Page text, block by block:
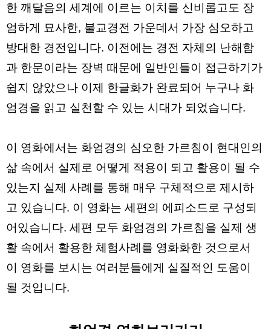
한 깨달음의 세계에 이르는 이치를 신비롭고도 장
엄하게 묘사한, 불교경전 가운데서 가장 심오하고
방대한 경전입니다. 이전에는 경전 자체의 난해함
과 한문이라는 장벽 때문에 일반인들이 접근하기가
쉽지 않았으나 이제 한글화가 완료되어 누구나 화
엄경을 읽고 실천할 수 있는 시대가 되었습니다.
이 영화에서는 화엄경의 심오한 가르침이 현대인의
삶 속에서 실제로 어떻게 적용이 되고 활용이 될 수
있는지 실제 사례를 통해 매우 구체적으로 제시하
고 있습니다. 이 영화는 세편의 에피소드로 구성되
어있습니다. 세편 모두 화엄경의 가르침을 실제 생
활 속에서 활용한 체험사례를 영화화한 것으로서
이 영화를 보시는 여러분들에게 실질적인 도움이
될 것입니다.